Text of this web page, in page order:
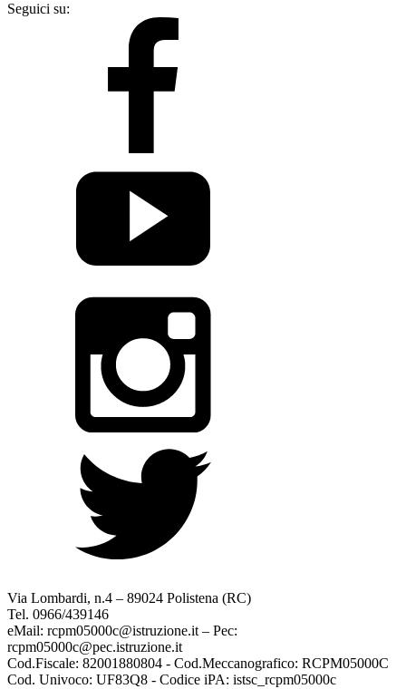
Seguici su:
Via Lombardi, n.4 – 89024 Polistena (RC)
Tel. 0966/439146
eMail: rcpm05000c@istruzione.it – Pec:
rcpm05000c@pec.istruzione.it
Cod.Fiscale: 82001880804 - Cod.Meccanografico: RCPM05000C
Cod. Univoco: UF83Q8 - Codice iPA: istsc_rcpm05000c